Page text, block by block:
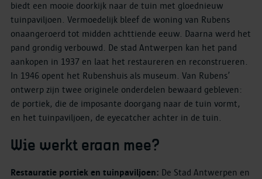
biedt een mooie doorkijk naar de tuin met gloednieuw
tuinpaviljoen. Vermoedelijk bleef de woning van Rubens
onaangeroerd tot midden achttiende eeuw. Daarna werd het
pand grondig verbouwd. De stad Antwerpen kan het pand
aankopen in 1937 en laat het restaureren en reconstrueren.
In 1946 opent het Rubenshuis als museum. Van Rubens’
ontwerp zijn twee originele onderdelen bewaard gebleven:
de portiek, die de imposante doorgang naar de tuin vormt,
en het tuinpaviljoen, de eyecatcher achter in de tuin.
Wie werkt eraan mee?
Restauratie portiek en tuinpaviljoen: De Stad Antwerpen en